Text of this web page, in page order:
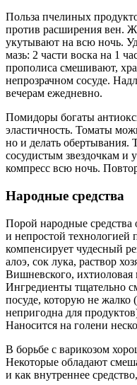
Польза пчелиных
против расширения вен.
укутывают на всю ночь.
мазь: 2 части воска на 1
прополиса смешивают,
непрозрачном сосуде.
вечерам ежедневно.
Помидоры богаты
эластичность. Томаты
но и делать
сосудистым звездочкам и
компресс всю ночь.
Народные средства
Порой народные средства
и непростой технологией
компенсирует чудесный
алоэ, сок лука, раствор
Вишневского,
Ингредиенты тщательно
посуде, которую не жалко
непригодна для
Наносится на голени
В борьбе с варикозом
Некоторые обладают
и как внутреннее